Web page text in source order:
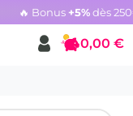
🔥 Bonus +5%dès
Panier
0,00 €